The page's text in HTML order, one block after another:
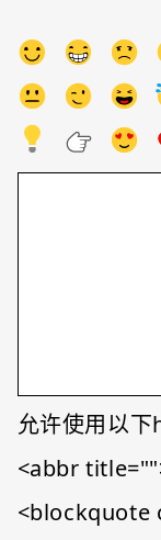
允许使用以
<abbr
<blockquote